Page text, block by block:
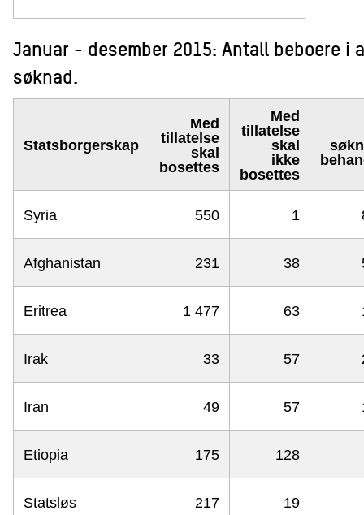
Januar - desember 2015: Antall beboere
søknad.
Statsborgerskap
Med
tillatelse
skal
bosettes
Med
tillatelse
skal
ikke
bosettes
Syria 550 1
Afghanistan 231 38
Eritrea 1 477 63
Irak 33 57
Iran 49 57
Etiopia 175 128
Statsløs 217 19